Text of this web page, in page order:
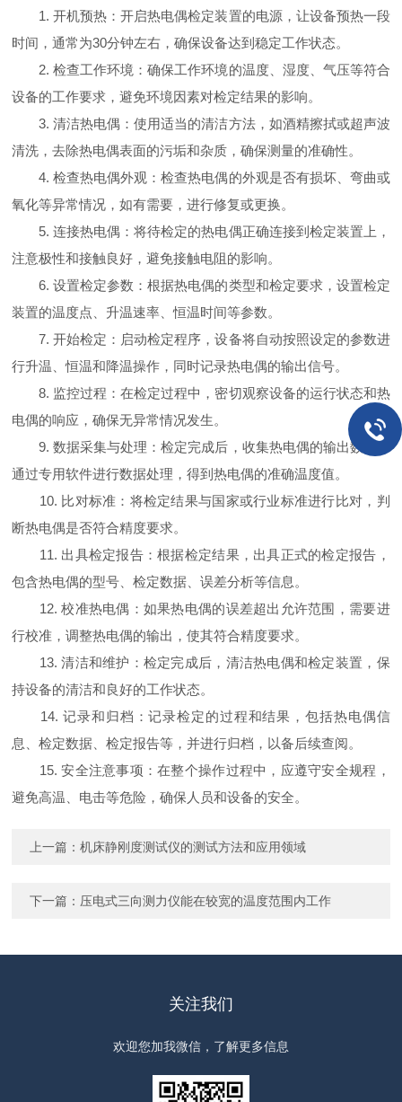
1. 开机预热：开启热电偶检定装置的电源，让设备预热一段
时间，通常为30分钟左右，确保设备达到稳定工作状态。
2. 检查工作环境：确保工作环境的温度、湿度、气压等符合
设备的工作要求，避免环境因素对检定结果的影响。
3. 清洁热电偶：使用适当的清洁方法，如酒精擦拭或超声波
清洗，去除热电偶表面的污垢和杂质，确保测量的准确性。
4. 检查热电偶外观：检查热电偶的外观是否有损坏、弯曲或
氧化等异常情况，如有需要，进行修复或更换。
5. 连接热电偶：将待检定的热电偶正确连接到检定装置上，
注意极性和接触良好，避免接触电阻的影响。
6. 设置检定参数：根据热电偶的类型和检定要求，设置检定
装置的温度点、升温速率、恒温时间等参数。
7. 开始检定：启动检定程序，设备将自动按照设定的参数进
行升温、恒温和降温操作，同时记录热电偶的输出信号。
8. 监控过程：在检定过程中，密切观察设备的运行状态和热
电偶的响应，确保无异常情况发生。
9. 数据采集与处理：检定完成后，收集热电偶的输出数据，
通过专用软件进行数据处理，得到热电偶的准确温度值。
10. 比对标准：将检定结果与国家或行业标准进行比对，判
断热电偶是否符合精度要求。
11. 出具检定报告：根据检定结果，出具正式的检定报告，
包含热电偶的型号、检定数据、误差分析等信息。
12. 校准热电偶：如果热电偶的误差超出允许范围，需要进
行校准，调整热电偶的输出，使其符合精度要求。
13. 清洁和维护：检定完成后，清洁热电偶和检定装置，保
持设备的清洁和良好的工作状态。
14. 记录和归档：记录检定的过程和结果，包括热电偶信
息、检定数据、检定报告等，并进行归档，以备后续查阅。
15. 安全注意事项：在整个操作过程中，应遵守安全规程，
避免高温、电击等危险，确保人员和设备的安全。
上一篇：机床静刚度测试仪的测试方法和应用领域
下一篇： 压电式三向测力仪能在较宽的温度范围内工作
关注我们
欢迎您加我微信，了解更多信息